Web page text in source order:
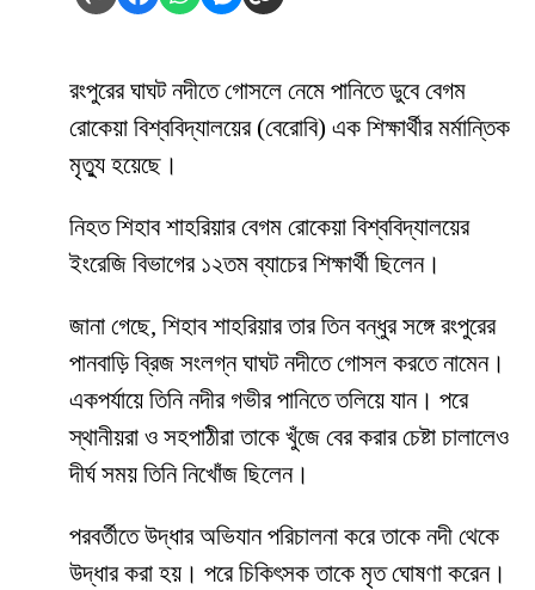
রংপুরের ঘাঘট নদীতে গোসলে নেমে পানিতে ডুবে বেগম
রোকেয়া বিশ্ববিদ্যালয়ের (বেরোবি) এক শিক্ষার্থীর মর্মান্তিক
মৃত্যু হয়েছে।
নিহত শিহাব শাহরিয়ার বেগম রোকেয়া বিশ্ববিদ্যালয়ের
ইংরেজি বিভাগের ১২তম ব্যাচের শিক্ষার্থী ছিলেন।
জানা গেছে, শিহাব শাহরিয়ার তার তিন বন্ধুর সঙ্গে রংপুরের
পানবাড়ি ব্রিজ সংলগ্ন ঘাঘট নদীতে গোসল করতে নামেন।
একপর্যায়ে তিনি নদীর গভীর পানিতে তলিয়ে যান। পরে
স্থানীয়রা ও সহপাঠীরা তাকে খুঁজে বের করার চেষ্টা চালালেও
দীর্ঘ সময় তিনি নিখোঁজ ছিলেন।
পরবর্তীতে উদ্ধার অভিযান পরিচালনা করে তাকে নদী থেকে
উদ্ধার করা হয়। পরে চিকিৎসক তাকে মৃত ঘোষণা করেন।